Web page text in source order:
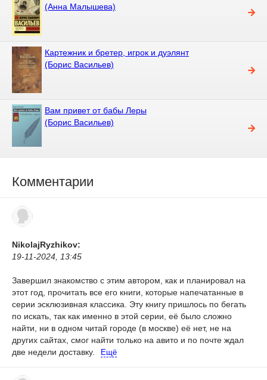
(Анна Малышева)
Картежник и бретер, игрок и дуэлянт
(Борис Васильев)
Вам привет от бабы Леры
(Борис Васильев)
Комментарии
NikolajRyzhikov:
19-11-2024, 13:45
Завершил знакомство с этим автором, как и планировал на
этот год, прочитать все его книги, которые напечатанные в
серии эсклюзивная классика. Эту книгу пришлось по бегать
по искать, так как именно в этой серии, её было сложно
найти, ни в одном читай городе (в москве) её нет, не на
других сайтах, смог найти только на авито и по почте ждал
две недели доставку.
Ещё